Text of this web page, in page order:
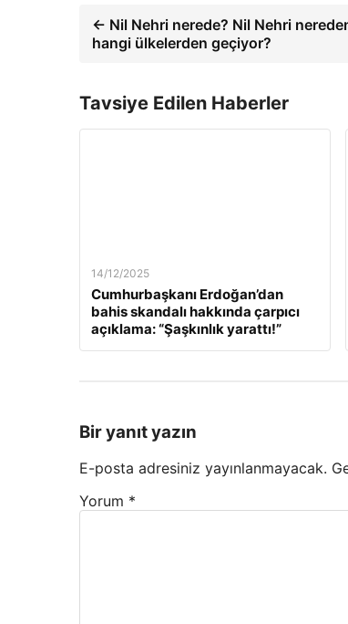
← Nil Nehri nerede? Nil Nehri
hangi ülkelerden geçiyor?
Tavsiye Edilen Haberler
14/12/2025
Cumhurbaşkanı Erdoğan’dan
bahis skandalı hakkında çarpıcı
açıklama: “Şaşkınlık yarattı!”
Bir yanıt yazın
E-posta adresiniz yayınlanmayacak.
Yorum *